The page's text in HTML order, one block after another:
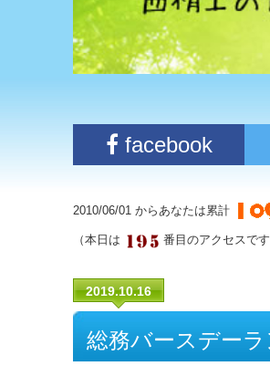
facebook
2010/06/01 からあなたは累計
（本日は 番目のアクセスで
2019.10.16
総務バースデー